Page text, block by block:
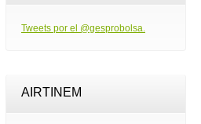
Tweets por el @gesprobolsa.
AIRTINEM